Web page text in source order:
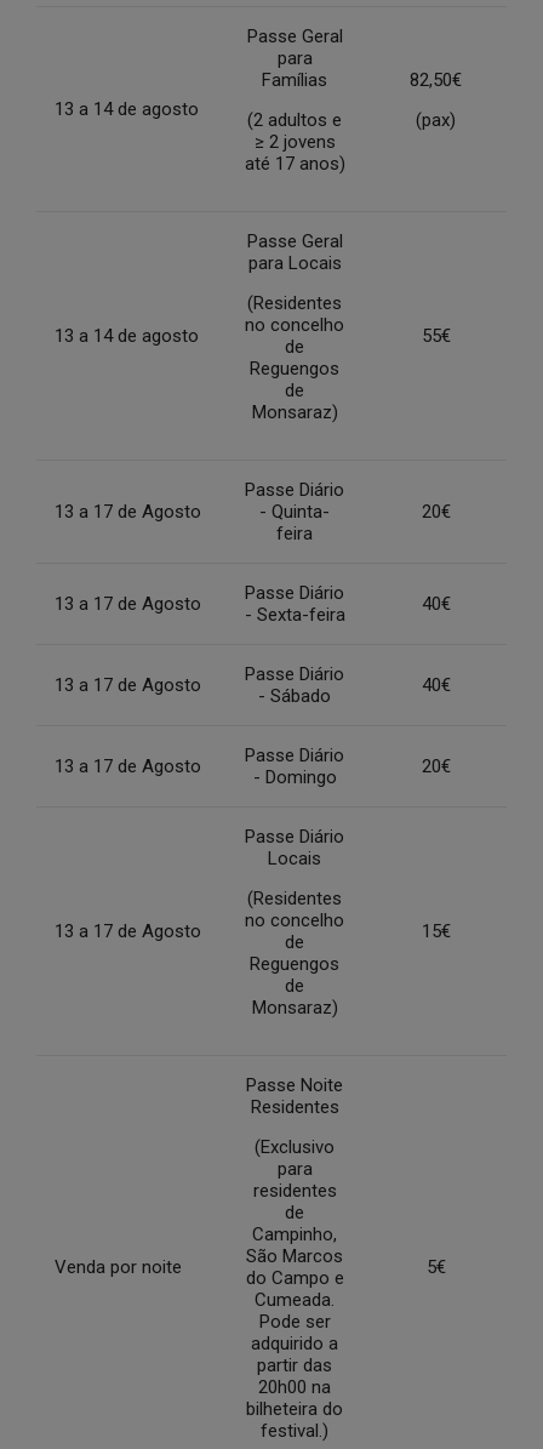
13 a 14 de agosto
Passe Geral
para
Famílias
(2 adultos e
≥ 2 jovens
até 17 anos)
82,50€
(pax)
13 a 14 de agosto
Passe Geral
para Locais
(Residentes
no concelho
de
Reguengos
de
Monsaraz)
55€
13 a 17 de Agosto
Passe Diário
- Quinta-
feira
20€
13 a 17 de Agosto
Passe Diário
- Sexta-feira
40€
13 a 17 de Agosto
Passe Diário
- Sábado
40€
13 a 17 de Agosto
Passe Diário
- Domingo
20€
13 a 17 de Agosto
Passe Diário
Locais
(Residentes
no concelho
de
Reguengos
de
Monsaraz)
15€
Venda por noite
Passe Noite
Residentes
(Exclusivo
para
residentes
de
Campinho,
São Marcos
do Campo e
Cumeada.
Pode ser
adquirido a
partir das
20h00 na
bilheteira do
festival.)
5€